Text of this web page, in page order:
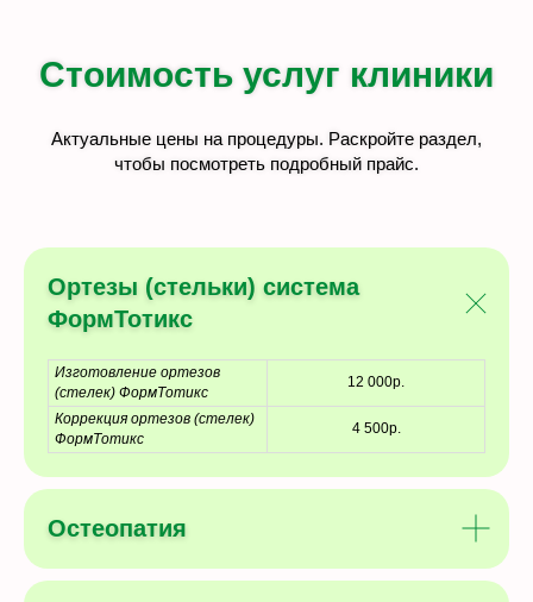
Стоимость услуг клиники
Актуальные цены на процедуры. Раскройте раздел,
чтобы посмотреть подробный прайс.
Ортезы (стельки) система
ФормТотикс
Изготовление ортезов
(стелек) ФормТотикс
12 000р.
Коррекция ортезов (стелек)
ФормТотикс
4 500р.
Остеопатия